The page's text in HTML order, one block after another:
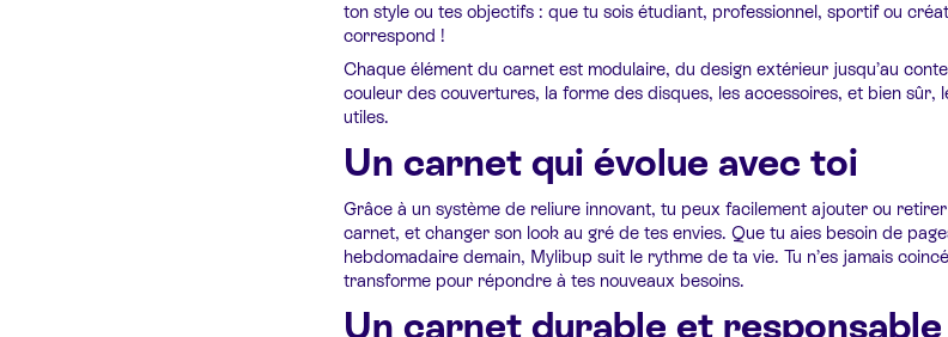
ton style ou tes objectifs : que tu sois étudiant, professionnel, sportif ou
correspond !
Chaque élément du carnet est modulaire, du design extérieur jusqu’au
couleur des couvertures, la forme des disques, les accessoires, et bien sûr,
utiles.
Un carnet qui évolue avec toi
Grâce à un système de reliure innovant, tu peux facilement ajouter ou
carnet, et changer son look au gré de tes envies. Que tu aies besoin de
hebdomadaire demain, Mylibup suit le rythme de ta vie. Tu n’es jamais
transforme pour répondre à tes nouveaux besoins.
Un carnet durable et responsable